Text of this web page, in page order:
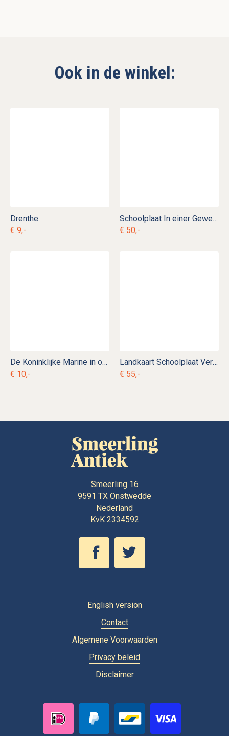
Ook in de winkel:
Drenthe
€ 9,-
Schoolplaat In einer Gewehrmanufaktur
€ 50,-
De Koninklijke Marine in oude ansichten
€ 10,-
Landkaart Schoolplaat Verenigde Staten van Noord-Amerika
€ 55,-
Smeerling 16
9591 TX Onstwedde
Nederland
KvK 2334592
English version
Contact
Algemene Voorwaarden
Privacy beleid
Disclaimer